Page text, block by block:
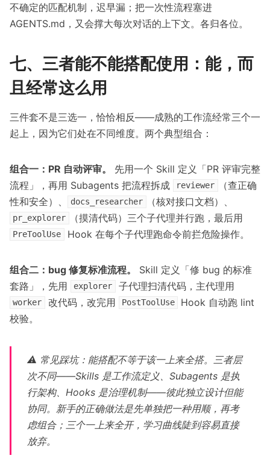
不确定的匹配机制，迟早漏；把一次性流程塞进
AGENTS.md，又会撑大每次对话的上下文。各归各位。
七、三者能不能搭配使用：能，而
且经常这么用
三件套不是三选一，恰恰相反——成熟的工作流经常三个一
起上，因为它们处在不同维度。两个典型组合：
组合一：PR 自动评审。
先用一个 Skill 定义「PR 评审完整
流程」，再用 Subagents 把流程拆成
reviewer
（查正确
性和安全）、
docs_researcher （核对接口文档）、
pr_explorer （摸清代码）三个子代理并行跑，最后用
PreToolUse Hook 在每个子代理跑命令前拦危险操作。
组合二：bug 修复标准流程。
Skill 定义「修 bug 的标准
套路」，先用
explorer 子代理扫清代码，主代理用
worker 改代码，改完用 PostToolUse
Hook 自动跑 lint
校验。
⚠️ 常见踩坑：能搭配不等于该一上来全搭。三者层
次不同——Skills 是工作流定义、Subagents 是执
行架构、Hooks 是治理机制——彼此独立设计但能
协同。新手的正确做法是先单独把一种用顺，再考
虑组合；三个一上来全开，学习曲线陡到容易直接
放弃。